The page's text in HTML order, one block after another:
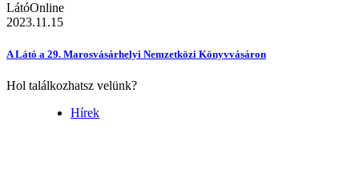
LátóOnline
2023.11.15
A Látó a 29. Marosvásárhelyi Nemzetközi Könyvvásáron
Hol találkozhatsz velünk?
Hírek